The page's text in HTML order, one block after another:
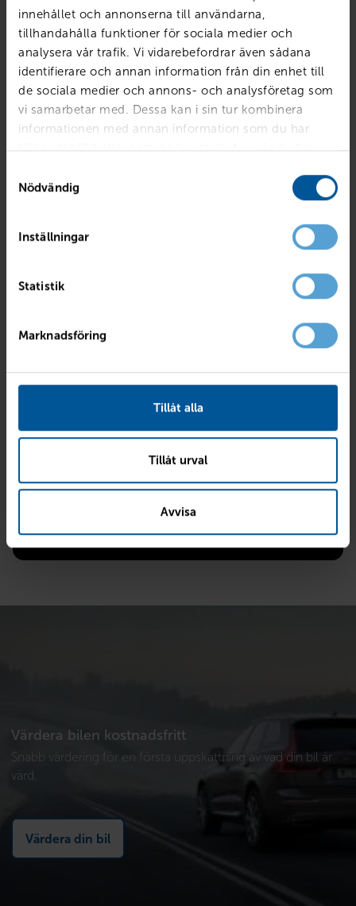
innehållet och annonserna till användarna,
tillhandahålla funktioner för sociala medier och
analysera vår trafik. Vi vidarebefordrar även sådana
identifierare och annan information från din enhet till
de sociala medier och annons- och analysföretag som
vi samarbetar med. Dessa kan i sin tur kombinera
informationen med annan information som du har
tillhandahållit eller som de har samlat in när du har
Nödvändig
Inställningar
Statistik
Marknadsföring
Tillåt alla
Tillåt urval
Avvisa
Billån Ägandekostnad
Kontantinsats
kr
Ränta
7.4%
Månadskostnad
5 592 kr/mån
Värdera bilen kostnadsfritt
Snabb värdering för en första uppskattning av vad din bil är
värd.
Värdera din bil